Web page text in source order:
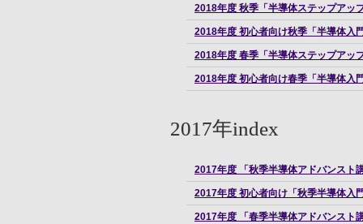
2018年度 秋季「半導体ステップアッ
2018年度 初心者向け秋季「半導体入
2018年度 春季「半導体ステップアッ
2018年度 初心者向け春季「半導体入
2017年index
2017年度 「秋季半導体アドバンスト
2017年度 初心者向け「秋季半導体入
2017年度 「春季半導体アドバンスト